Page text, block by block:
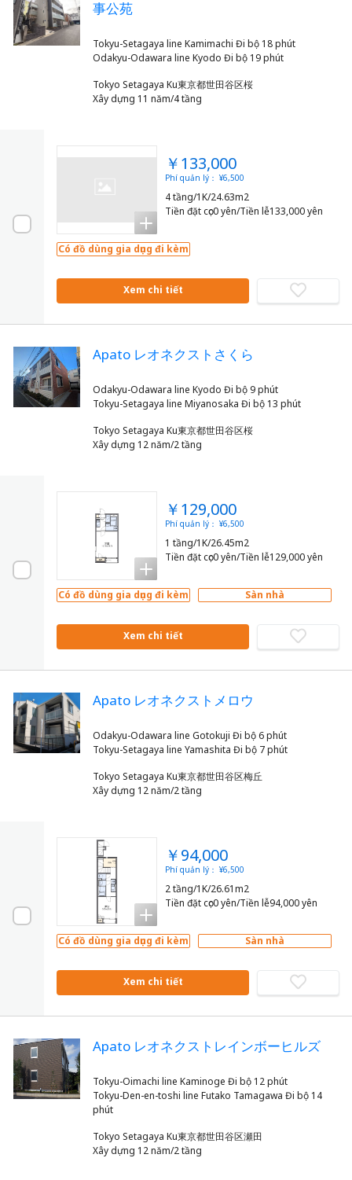
事公苑
Tokyu-Setagaya line Kamimachi Đi bộ 18 phút
Tokyo Setagaya Ku東京都世田谷区桜
Xây dựng 11 năm/4 tầng
￥133,000
Phí quản lý： ¥6,500
4 tầng/1K/24.63m2
Tiền đặt cọc0 yên/Tiền lễ133,000 yên
Có đồ dùng gia dụng đi kèm
Xem chi tiết
Apato レオネクストさくら
Odakyu-Odawara line Kyodo Đi bộ 9 phút
Tokyo Setagaya Ku東京都世田谷区桜
Xây dựng 12 năm/2 tầng
￥129,000
Phí quản lý： ¥6,500
1 tầng/1K/26.45m2
Tiền đặt cọc0 yên/Tiền lễ129,000 yên
Có đồ dùng gia dụng đi kèm Sàn nhà
Xem chi tiết
Apato レオネクストメロウ
Odakyu-Odawara line Gotokuji Đi bộ 6 phút
Tokyo Setagaya Ku東京都世田谷区梅丘
Xây dựng 12 năm/2 tầng
￥94,000
Phí quản lý： ¥6,500
2 tầng/1K/26.61m2
Tiền đặt cọc0 yên/Tiền lễ94,000 yên
Có đồ dùng gia dụng đi kèm Sàn nhà
Xem chi tiết
Apato レオネクストレインボーヒルズ
Tokyu-Oimachi line Kaminoge Đi bộ 12 phút
Tokyu-Den-en-toshi line Futako Tamagawa Đi bộ 14
Tokyo Setagaya Ku東京都世田谷区瀬田
Xây dựng 12 năm/2 tầng